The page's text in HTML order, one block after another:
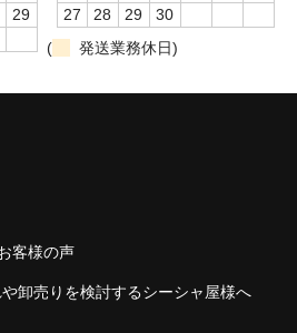
ド）
29
27
28 29
30
(
発送業務休日)
客様の声
卸売りを検討するシーシャ屋様へ